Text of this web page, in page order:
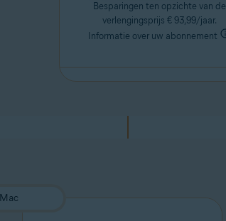
Besparingen ten opzichte van de
verlengingsprijs € 93,99/jaar.
Informatie over uw abonnement